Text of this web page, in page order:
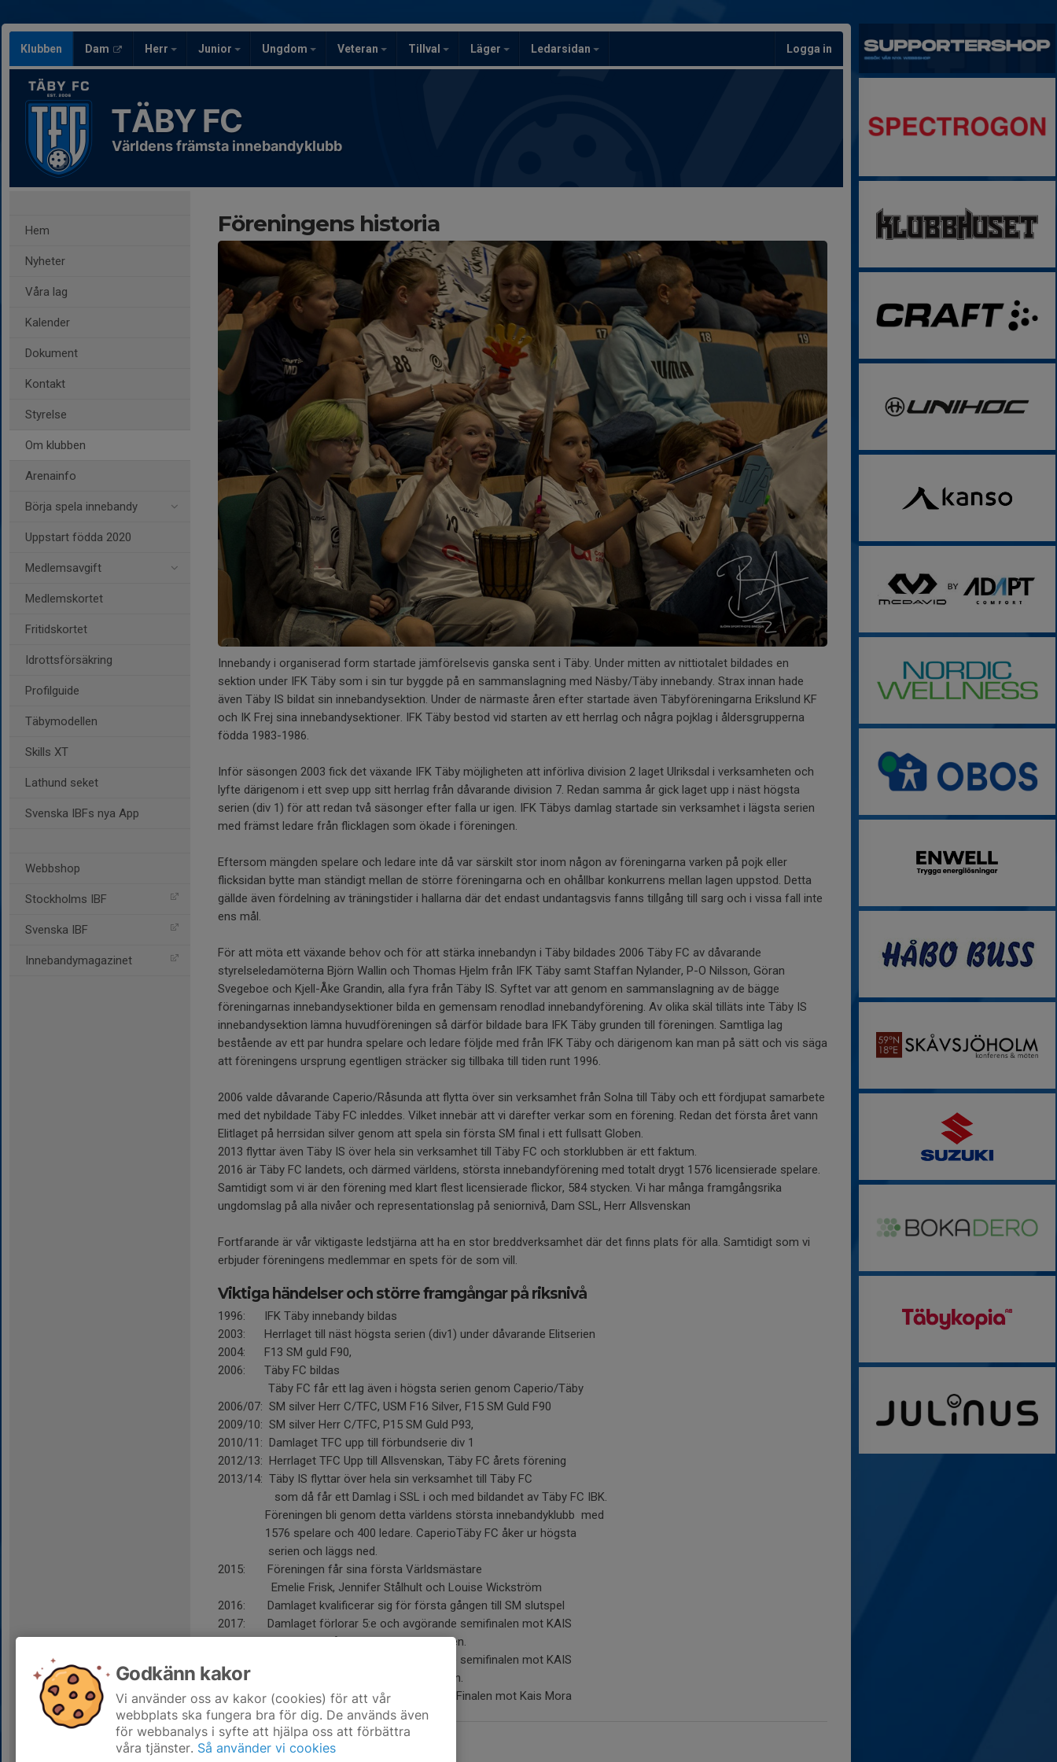
Klubben Dam Herr Junior Ungdom Veteran Tillval Läger Ledarsidan Logga in
TÄBY FC
Världens främsta innebandyklubb
Hem
Nyheter
Våra lag
Kalender
Dokument
Kontakt
Styrelse
Om klubben
Arenainfo
Börja spela innebandy
Uppstart födda 2020
Medlemsavgift
Medlemskortet
Fritidskortet
Idrottsförsäkring
Profilguide
Täbymodellen
Skills XT
Lathund seket
Svenska IBFs nya App
Webbshop
Stockholms IBF
Svenska IBF
Innebandymagazinet
Föreningens historia
Innebandy i organiserad form startade jämförelsevis ganska sent i Täby. Under mitten av nittiotalet bildades en
sektion under IFK Täby som i sin tur byggde på en sammanslagning med Näsby/Täby innebandy. Strax innan hade
även Täby IS bildat sin innebandysektion. Under de närmaste åren efter startade även Täbyföreningarna Erikslund KF
och IK Frej sina innebandysektioner. IFK Täby bestod vid starten av ett herrlag och några pojklag i åldersgrupperna
födda 1983-1986.
Inför säsongen 2003 fick det växande IFK Täby möjligheten att införliva division 2 laget Ulriksdal i verksamheten och
lyfte därigenom i ett svep upp sitt herrlag från dåvarande division 7. Redan samma år gick laget upp i näst högsta
serien (div 1) för att redan två säsonger efter falla ur igen. IFK Täbys damlag startade sin verksamhet i lägsta serien
med främst ledare från flicklagen som ökade i föreningen.
Eftersom mängden spelare och ledare inte då var särskilt stor inom någon av föreningarna varken på pojk eller
flicksidan bytte man ständigt mellan de större föreningarna och en ohållbar konkurrens mellan lagen uppstod. Detta
gällde även fördelning av träningstider i hallarna där det endast undantagsvis fanns tillgång till sarg och i vissa fall inte
ens mål.
För att möta ett växande behov och för att stärka innebandyn i Täby bildades 2006 Täby FC av dåvarande
styrelseledamöterna Björn Wallin och Thomas Hjelm från IFK Täby samt Staffan Nylander, P-O Nilsson, Göran
Svegeboe och Kjell-Åke Grandin, alla fyra från Täby IS. Syftet var att genom en sammanslagning av de bägge
föreningarnas innebandysektioner bilda en gemensam renodlad innebandyförening. Av olika skäl tilläts inte Täby IS
innebandysektion lämna huvudföreningen så därför bildade bara IFK Täby grunden till föreningen. Samtliga lag
bestående av ett par hundra spelare och ledare följde med från IFK Täby och därigenom kan man på sätt och vis säga
att föreningens ursprung egentligen sträcker sig tillbaka till tiden runt 1996.
2006 valde dåvarande Caperio/Råsunda att flytta över sin verksamhet från Solna till Täby och ett fördjupat samarbete
med det nybildade Täby FC inleddes. Vilket innebär att vi därefter verkar som en förening. Redan det första året vann
Elitlaget på herrsidan silver genom att spela sin första SM final i ett fullsatt Globen.
2013 flyttar även Täby IS över hela sin verksamhet till Täby FC och storklubben är ett faktum.
2016 är Täby FC landets, och därmed världens, största innebandyförening med totalt drygt 1576 licensierade spelare.
Samtidigt som vi är den förening med klart flest licensierade flickor, 584 stycken. Vi har många framgångsrika
ungdomslag på alla nivåer och representationslag på seniornivå, Dam SSL, Herr Allsvenskan
Fortfarande är vår viktigaste ledstjärna att ha en stor breddverksamhet där det finns plats för alla. Samtidigt som vi
erbjuder föreningens medlemmar en spets för de som vill.
Viktiga händelser och större framgångar på riksnivå
1996: IFK Täby innebandy bildas
2003: Herrlaget till näst högsta serien (div1) under dåvarande Elitserien
2004: F13 SM guld F90,
2006: Täby FC bildas
Täby FC får ett lag även i högsta serien genom Caperio/Täby
2006/07: SM silver Herr C/TFC, USM F16 Silver, F15 SM Guld F90
2009/10: SM silver Herr C/TFC, P15 SM Guld P93,
2010/11: Damlaget TFC upp till förbundserie div 1
2012/13: Herrlaget TFC Upp till Allsvenskan, Täby FC årets förening
2013/14: Täby IS flyttar över hela sin verksamhet till Täby FC
som då får ett Damlag i SSL i och med bildandet av Täby FC IBK.
Föreningen bli genom detta världens största innebandyklubb med
1576 spelare och 400 ledare. CaperioTäby FC åker ur högsta
serien och läggs ned.
2015: Föreningen får sina första Världsmästare
Emelie Frisk, Jennifer Stålhult och Louise Wickström
2016: Damlaget kvalificerar sig för första gången till SM slutspel
2017: Damlaget förlorar 5:e och avgörande semifinalen mot KAIS
Mora som får spela SM-final i Globen.
2018: Damlaget förlorar 5:e och avgörande semifinalen mot KAIS
Mora som får spela SM-final i Globen.
2019: Damerna vinner SM-Guld efter vinst i Finalen mot Kais Mora
Godkänn kakor
Vi använder oss av kakor (cookies) för att vår
webbplats ska fungera bra för dig. De används även
för webbanalys i syfte att hjälpa oss att förbättra
våra tjänster. Så använder vi cookies